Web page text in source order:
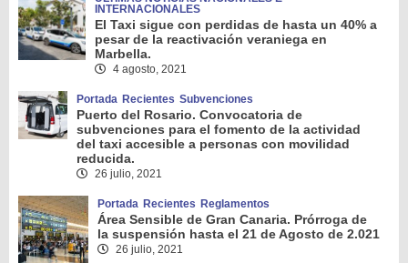
INTERNACIONALES
El Taxi sigue con perdidas de hasta un 40% a
pesar de la reactivación veraniega en
Marbella.
4 agosto, 2021
Portada Recientes Subvenciones
Puerto del Rosario. Convocatoria de
subvenciones para el fomento de la actividad
del taxi accesible a personas con movilidad
reducida.
26 julio, 2021
Portada Recientes Reglamentos
Área Sensible de Gran Canaria. Prórroga de
la suspensión hasta el 21 de Agosto de 2.021
26 julio, 2021